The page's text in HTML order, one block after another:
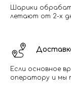
Шарики
летают от 2-х
Если основное
оператору и мы